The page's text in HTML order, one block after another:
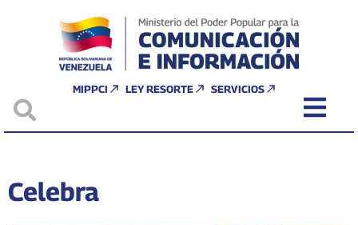
MIPPCI LEY RESORTE SERVICIOS
Celebra